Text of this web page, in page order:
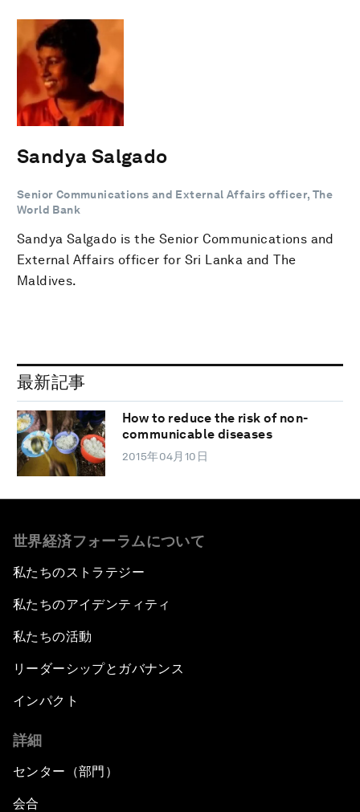
Sandya Salgado
Senior Communications and External Affairs officer, The
World Bank
Sandya Salgado is the Senior Communications and
External Affairs officer for Sri Lanka and The
Maldives.
最新記事
How to reduce the risk of non-
communicable diseases
2015年04月10日
世界経済フォーラムについて
私たちのストラテジー
私たちのアイデンティティ
私たちの活動
リーダーシップとガバナンス
インパクト
詳細
センター（部門）
会合